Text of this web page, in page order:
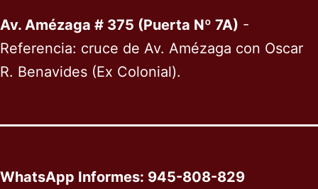
Av. Amézaga # 375 (Puerta Nº 7A) -
Referencia: cruce de Av. Amézaga con Oscar
R. Benavides (Ex Colonial).
WhatsApp Informes: 945-808-829